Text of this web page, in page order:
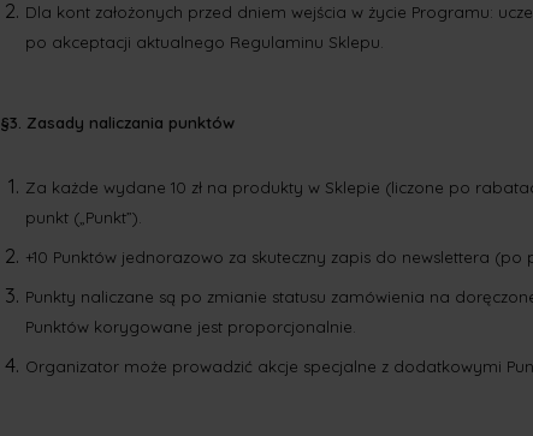
Dla kont założonych przed dniem wejścia w życie Programu:
po akceptacji aktualnego Regulaminu Sklepu.
§3. Zasady naliczania punktów
Za każde wydane 10 zł na produkty w Sklepie (liczone po
punkt („Punkt”).
+10 Punktów jednorazowo za skuteczny zapis do newslettera (po
Punkty naliczane są po zmianie statusu zamówienia na
Punktów korygowane jest proporcjonalnie.
Organizator może prowadzić akcje specjalne z dodatkowymi